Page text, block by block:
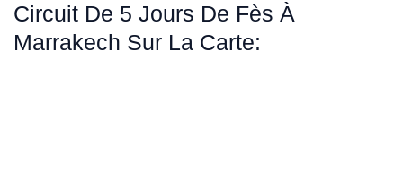
Circuit De 5 Jours De Fès À
Marrakech Sur La Carte: